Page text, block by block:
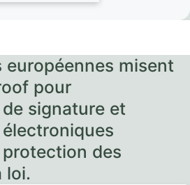
européennes misent
pour
signature et
des
loi.